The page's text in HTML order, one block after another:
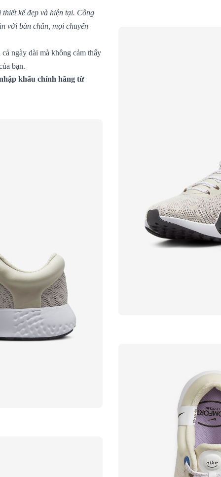
kế đẹp và hiện tại. Công
với bàn chân, mọi chuyển
ngày dài mà không cảm thấy
bạn.
khẩu chính hãng từ